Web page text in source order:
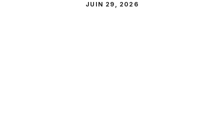
JUIN 29, 2026